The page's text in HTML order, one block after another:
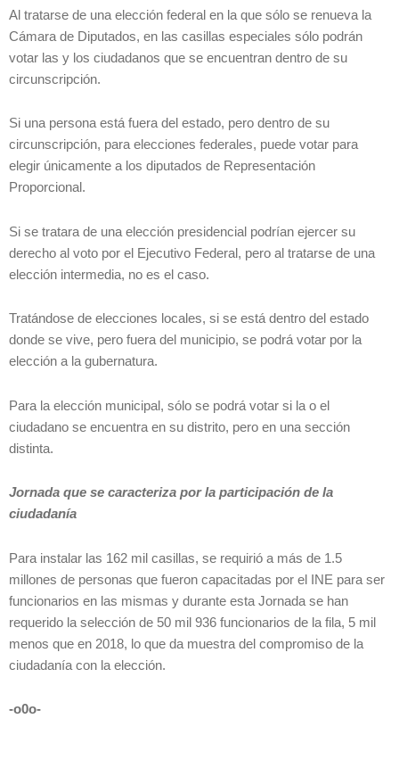
Al tratarse de una elección federal en la que sólo se renueva la
Cámara de Diputados, en las casillas especiales sólo podrán
votar las y los ciudadanos que se encuentran dentro de su
circunscripción.
Si una persona está fuera del estado, pero dentro de su
circunscripción, para elecciones federales, puede votar para
elegir únicamente a los diputados de Representación
Proporcional.
Si se tratara de una elección presidencial podrían ejercer su
derecho al voto por el Ejecutivo Federal, pero al tratarse de una
elección intermedia, no es el caso.
Tratándose de elecciones locales, si se está dentro del estado
donde se vive, pero fuera del municipio, se podrá votar por la
elección a la gubernatura.
Para la elección municipal, sólo se podrá votar si la o el
ciudadano se encuentra en su distrito, pero en una sección
distinta.
Jornada que se caracteriza por la participación de la
ciudadanía
Para instalar las 162 mil casillas, se requirió a más de 1.5
millones de personas que fueron capacitadas por el INE para ser
funcionarios en las mismas y durante esta Jornada se han
requerido la selección de 50 mil 936 funcionarios de la fila, 5 mil
menos que en 2018, lo que da muestra del compromiso de la
ciudadanía con la elección.
-o0o-